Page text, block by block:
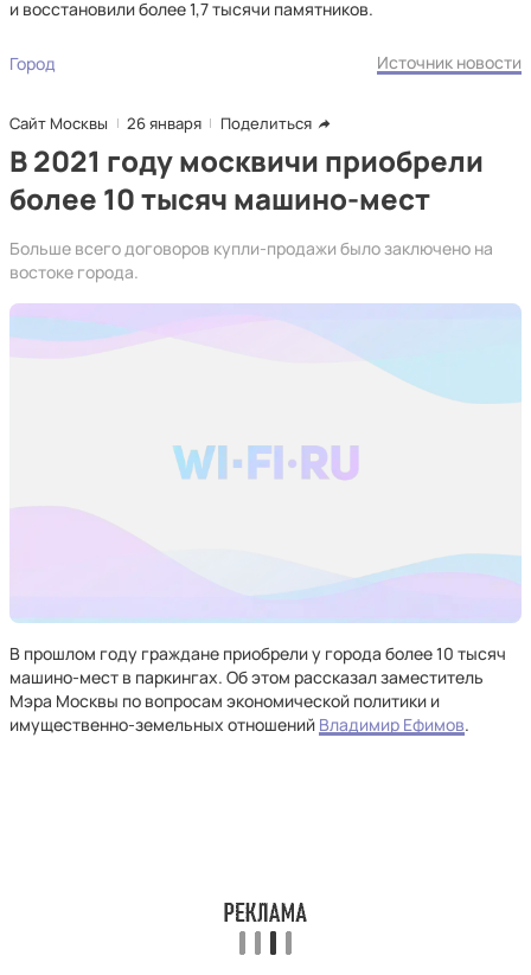
и восстановили более 1,7 тысячи памятников.
Город Источник новости
Сайт Москвы 26 января Поделиться
В 2021 году москвичи приобрели
более 10 тысяч машино-мест
Больше всего договоров купли-продажи было заключено на
востоке города.
В прошлом году граждане приобрели у города более 10 тысяч
машино-мест в паркингах. Об этом рассказал заместитель
Мэра Москвы по вопросам экономической политики и
имущественно-земельных отношений Владимир Ефимов.